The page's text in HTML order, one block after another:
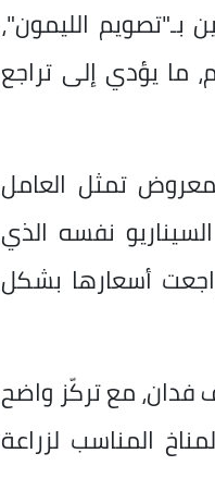
بـ"تصويم الليمون"،
ما يؤدي إلى تراجع
تمثل العامل
نفسه الذي
أسعارها بشكل
المساحة المزروعة بالليمون في مصر تقدر بنحو 35 ألف فدان، مع تركّز واضح
المناسب لزراعة